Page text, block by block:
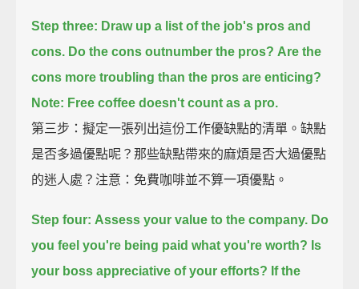
Step three: Draw up a list of the job's pros and
cons. Do the cons outnumber the pros? Are the
cons more troubling than the pros are enticing?
Note: Free coffee doesn't count as a pro.
第三步：擬定一張列出這份工作優缺點的清單。缺點
是否多過優點呢？那些缺點帶來的麻煩是否大過優點
的迷人處？注意：免費咖啡並不算一項優點。
Step four: Assess your value to the company. Do
you feel you're being paid what you're worth? Is
your boss appreciative of your efforts? If the